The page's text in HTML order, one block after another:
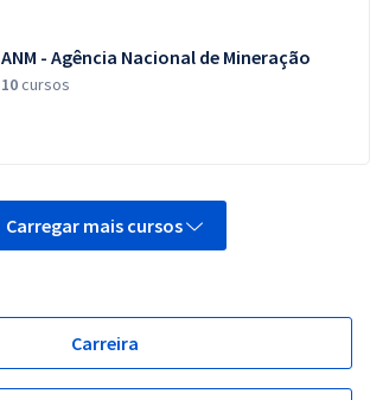
ANM - Agência Nacional de Mineração
10cursos
Carregar mais cursos
Carreira